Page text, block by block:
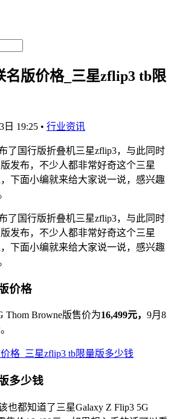
名版价格_三星zflip3 tb限
日 19:25 • 行业资讯
了国行版折叠机三星zflip3，与此同时
发布，不少人都非常好奇这个三星
下面小编就来给大家说一说，感兴趣
了国行版折叠机三星zflip3，与此同时
发布，不少人都非常好奇这个三星
下面小编就来给大家说一说，感兴趣
价格
Thom Browne版售价为16,499元， 9月8
多少钱
也都知道了三星Galaxy Z Flip3 5G